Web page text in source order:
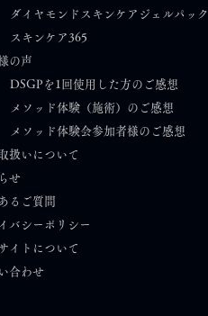
んと聞く。
ダイヤモンドスキンケアジェルパック
スキンケア365​
の声
DSGPを1回使用した方のご感想
メソッド体験（施術）のご感想
メソッド体験会参加者様のご感想
扱いについて
せ​
あるご質問
バシーポリシー
イトについて
合わせ